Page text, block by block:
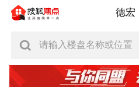
德宏
请输入楼盘名称或位置